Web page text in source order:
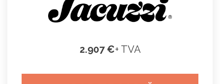
2.907 €+ TVA